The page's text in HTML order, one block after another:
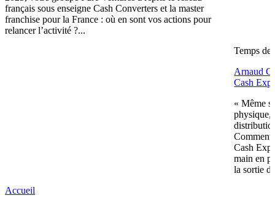
français sous enseigne Cash Converters et la master
franchise pour la France : où en sont vos actions pour
relancer l’activité ?...
Temps de
Arnaud
Cash
« Même
physique,
Comment
Cash
main en
la sortie
Accueil